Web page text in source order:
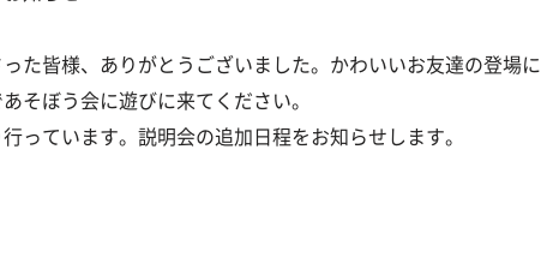
た皆様、ありがとうございました。かわいいお友達の登場
そぼう会に遊びに来てください。
っています。説明会の追加日程をお知らせします。